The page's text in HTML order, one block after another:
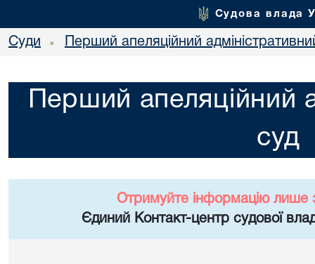
Судова влада
Суди • Перший апеляційний
Перший апеляційний
суд
Отримуйте інформацію лише
Єдиний Контакт-центр судової